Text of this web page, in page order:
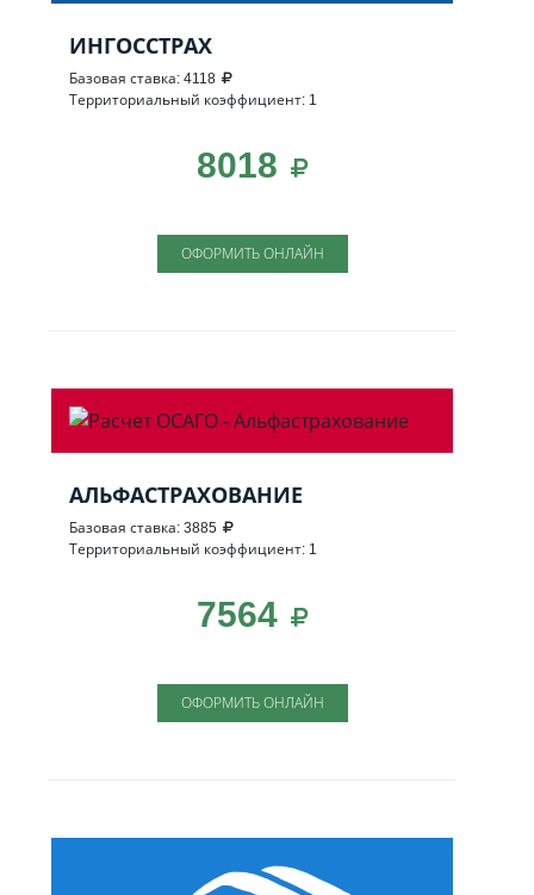
ИНГОССТРАХ
Базовая ставка: 4118
Территориальный коэффициент: 1
8018
ОФОРМИТЬ ОНЛАЙН
АЛЬФАСТРАХОВАНИЕ
Базовая ставка: 3885
Территориальный коэффициент: 1
7564
ОФОРМИТЬ ОНЛАЙН